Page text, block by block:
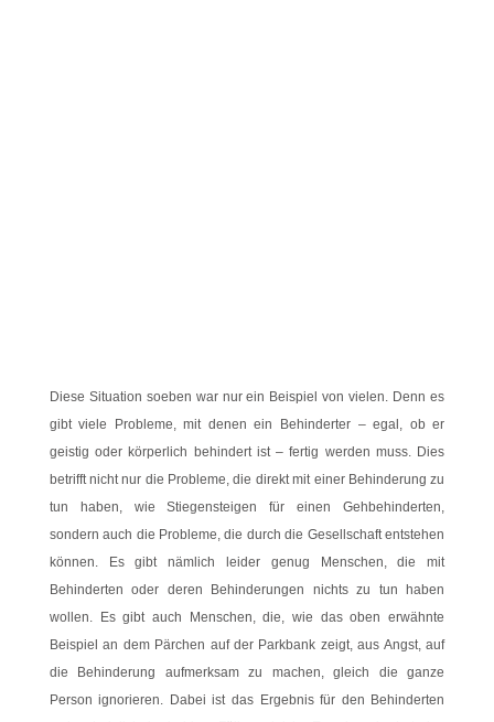
Diese Situation soeben war nur ein Beispiel von vielen. Denn es
gibt viele Probleme, mit denen ein Behinderter – egal, ob er
geistig oder körperlich behindert ist – fertig werden muss. Dies
betrifft nicht nur die Probleme, die direkt mit einer Behinderung zu
tun haben, wie Stiegensteigen für einen Gehbehinderten,
sondern auch die Probleme, die durch die Gesellschaft entstehen
können. Es gibt nämlich leider genug Menschen, die mit
Behinderten oder deren Behinderungen nichts zu tun haben
wollen. Es gibt auch Menschen, die, wie das oben erwähnte
Beispiel an dem Pärchen auf der Parkbank zeigt, aus Angst, auf
die Behinderung aufmerksam zu machen, gleich die ganze
Person ignorieren. Dabei ist das Ergebnis für den Behinderten